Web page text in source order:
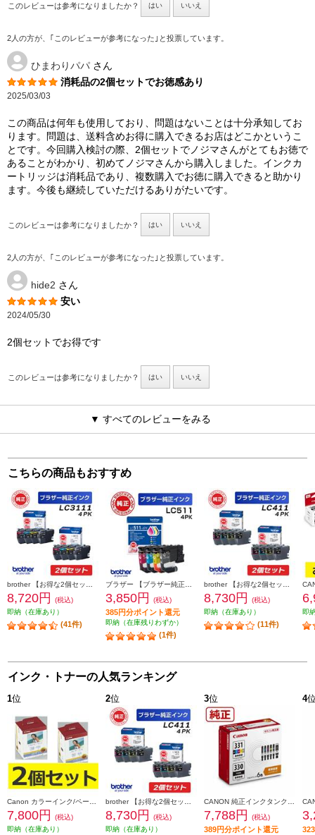
このレビューは参考になりましたか？ はい いいえ
2人の方が、｢このレビューが参考になった｣と投票しています。
ひまわりパパ さん
消耗品の2個セットでお徳感あり
2025/03/03
この商品は何年も使用しており、問題はないことは十分承知してお
ります。問題は、送料含めお得に購入できるお店はどこかというこ
とです。今回購入検討の際、2個セットでノジマさんがとてもお徳で
あることがわかり、初めてノジマさんから購入しました。インクカ
ートリッジは消耗品であり、複数購入でお徳に購入できると助かり
ます。今後も継続していただけるありがたいです。
このレビューは参考になりましたか？ はい いいえ
2人の方が、｢このレビューが参考になった｣と投票しています。
hide2 さん
安い
2024/05/30
2個セットでお得です
このレビューは参考になりましたか？ はい いいえ
▼ すべてのレビューをみる
こちらの商品もおすすめ
8,720円
(税込)
即納（在庫あり）
(41件)
3,850円 (税込)
385円分ポイント還元
即納（在庫残りわずか）
(1件)
8,730円
(税込)
即納（在庫あり）
(11件)
即
インク・トナーの人気ランキング
1位
7,800円
(税込)
即納（在庫あり）
2位
8,730円
(税込)
即納（在庫あり）
3位
7,788円 (税込)
389円分ポイント還元
4